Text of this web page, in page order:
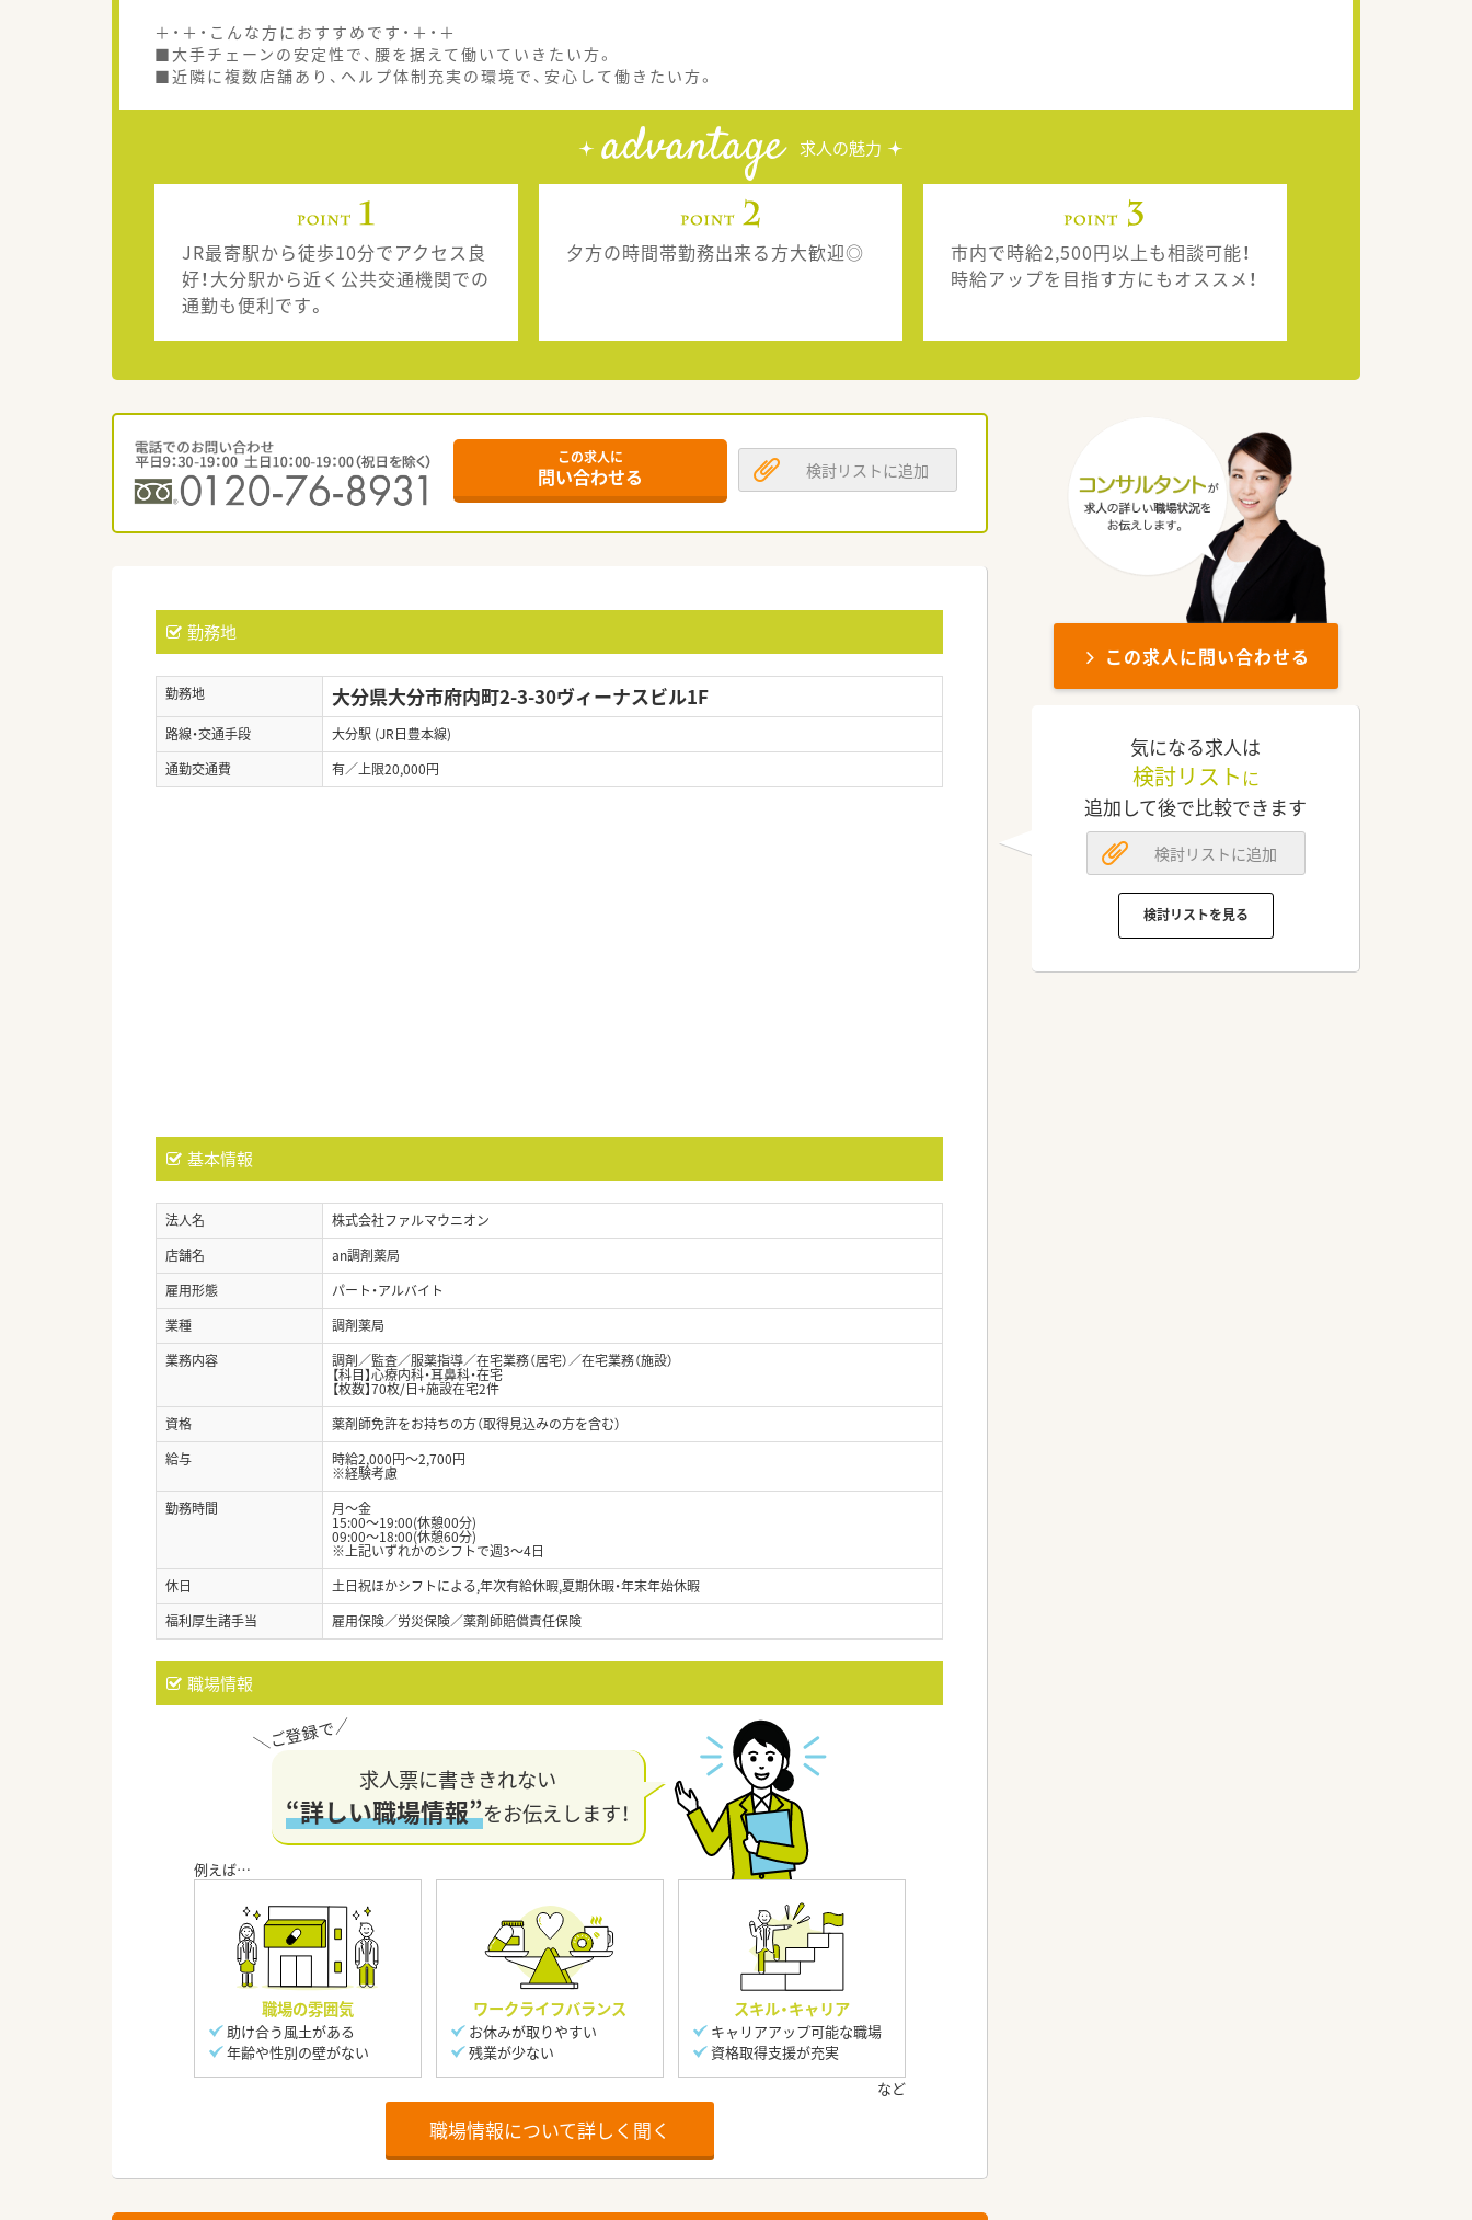
＋・＋・こんな方におすすめです・＋・＋
■大手チェーンの安定性で、腰を据えて働いていきたい方。
■近隣に複数店舗あり、ヘルプ体制充実の環境で、安心して働きたい方。
advantage 求人の魅力
JR最寄駅から徒歩10分でアクセス良
好！大分駅から近く公共交通機関での
通勤も便利です。
夕方の時間帯勤務出来る方大歓迎◎
市内で時給2,500円以上も相談可能！
時給アップを目指す方にもオススメ！
この求人に
問い合わせる 検討リストに追加
勤務地
勤務地 大分県大分市府内町2-3-30ヴィーナスビル1F
路線・交通手段
大分駅 (JR日豊本線)
通勤交通費
有／上限20,000円
基本情報
法人名
株式会社ファルマウニオン
店舗名
an調剤薬局
雇用形態
パート・アルバイト
業種
調剤薬局
業務内容
調剤／監査／服薬指導／在宅業務（居宅）／在宅業務（施設）
【科目】心療内科・耳鼻科・在宅
【枚数】70枚/日+施設在宅2件
資格
薬剤師免許をお持ちの方（取得見込みの方を含む）
給与
時給2,000円～2,700円
※経験考慮
勤務時間
月～金
15:00～19:00(休憩00分)
09:00～18:00(休憩60分)
※上記いずれかのシフトで週3～4日
休日
土日祝ほかシフトによる,年次有給休暇,夏期休暇・年末年始休暇
福利厚生諸手当
雇用保険／労災保険／薬剤師賠償責任保険
職場情報
求人票に書ききれない
“詳しい職場情報”をお伝えします！
職場の雰囲気
助け合う風土がある
年齢や性別の壁がない
ワークライフバランス
お休みが取りやすい
残業が少ない
スキル・キャリア
キャリアアップ可能な職場
資格取得支援が充実
職場情報について詳しく聞く
この求人に問い合わせる
気になる求人は
検討リスト に
追加して後で比較できます
検討リストに追加
検討リストを見る